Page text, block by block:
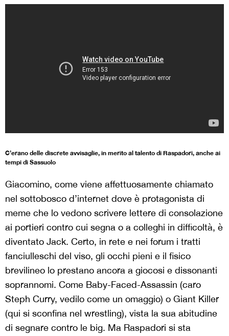
C’erano delle discrete avvisaglie, in merito al talento di Raspadori, anche ai
tempi di Sassuolo
Giacomino, come viene affettuosamente chiamato
nel sottobosco d’internet dove è protagonista di
meme che lo vedono scrivere lettere di consolazione
ai portieri contro cui segna o a colleghi in difficoltà, è
diventato Jack. Certo, in rete e nei forum i tratti
fanciulleschi del viso, gli occhi pieni e il fisico
brevilineo lo prestano ancora a giocosi e dissonanti
soprannomi. Come Baby-Faced-Assassin (caro
Steph Curry, vedilo come un omaggio) o Giant Killer
(qui si sconfina nel wrestling), vista la sua abitudine
di segnare contro le big. Ma Raspadori si sta